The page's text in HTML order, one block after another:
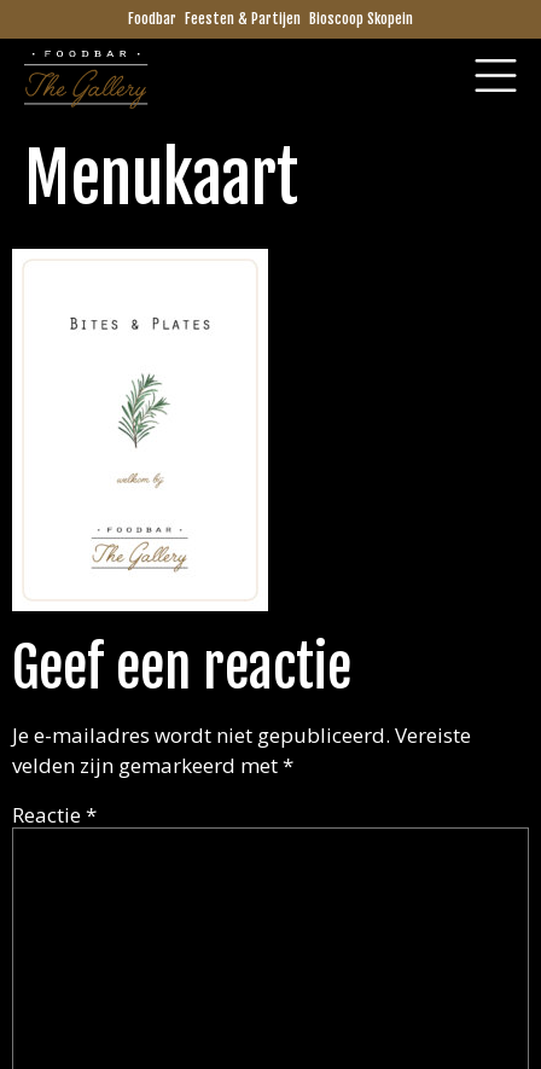
Foodbar Feesten & Partijen Bioscoop Skopein
Menukaart
Geef een reactie
Je e-mailadres wordt niet gepubliceerd. Vereiste
velden zijn gemarkeerd met*
Reactie*